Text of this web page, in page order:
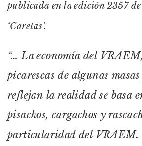
publicada en la edición 2357
‘Caretas’.
“… La economía del
picarescas de algunas
reflejan la realidad se basa
pisachos, cargachos y
particularidad del VRAEM.